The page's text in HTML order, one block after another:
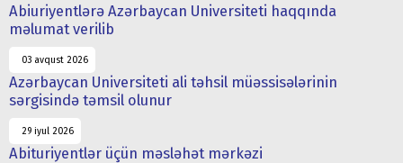
Abiuriyentlərə Azərbaycan Universiteti haqqında
məlumat verilib
03 avqust 2026
Azərbaycan Universiteti ali təhsil müəssisələrinin
sərgisində təmsil olunur
29 iyul 2026
Abituriyentlər üçün məsləhət mərkəzi